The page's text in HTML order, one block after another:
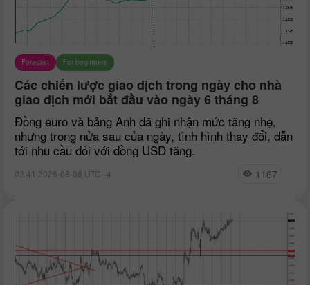
Forecast For beginners
Các chiến lược giao dịch trong ngày cho nhà
giao dịch mới bắt đầu vào ngày 6 tháng 8
Đồng euro và bảng Anh đã ghi nhận mức tăng nhẹ,
nhưng trong nửa sau của ngày, tình hình thay đổi, dẫn
tới nhu cầu đối với đồng USD tăng.
02:41 2026-08-06 UTC--4 1167